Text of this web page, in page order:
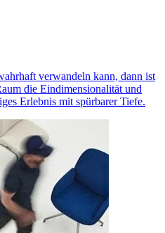
verwandeln kann, dann ist
die Eindimensionalität und
Erlebnis mit spürbarer Tiefe.